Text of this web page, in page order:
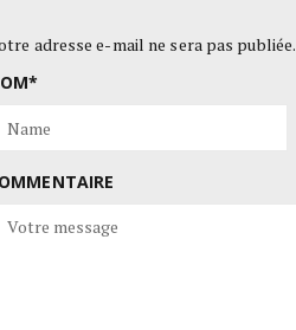
adresse e-mail ne sera pas publiée.
*